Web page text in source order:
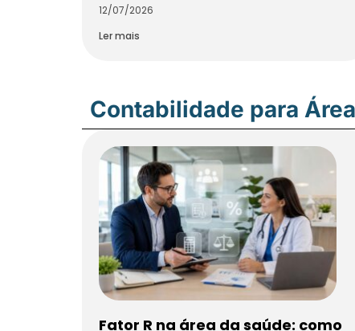
12/07/2026
Ler mais
Contabilidade para
Fator R na área da saúde: como